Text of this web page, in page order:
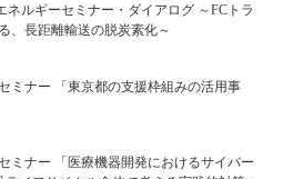
ネルギーセミナー・ダイアログ ～FCトラ
、長距離輸送の脱炭素化～
ミナー 「東京都の支援枠組みの活用事
ミナー 「医療機器開発におけるサイバー